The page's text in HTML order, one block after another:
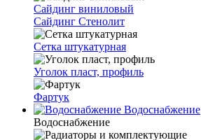
Сайдинг виниловый
Сайдинг Стенолит
Сетка штукатурная
Уголок пласт, профиль
Фартук
Водоснабжение
Водоснабжение